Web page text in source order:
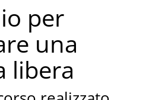
per
una
libera